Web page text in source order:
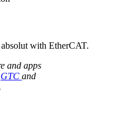
with EtherCAT.
and apps
GTC and